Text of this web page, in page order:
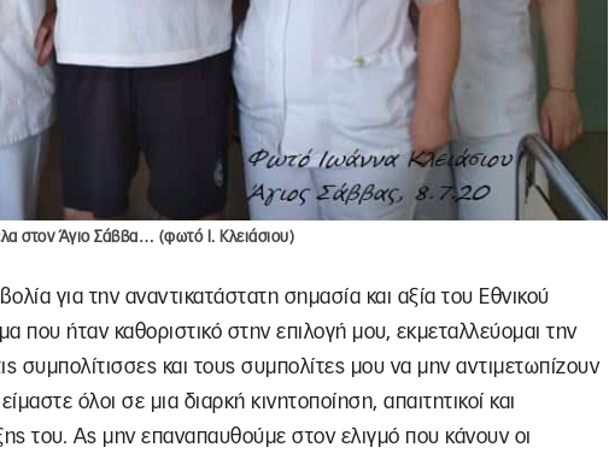
στον Άγιο Σάββα… (φωτό Ι. Κλειάσιου)
για την αναντικατάστατη σημασία και αξία του Εθνικού
που ήταν καθοριστικό στην επιλογή μου, εκμεταλλεύομαι την
συμπολίτισσες και τους συμπολίτες μου να μην αντιμετωπίζουν
όλοι σε μια διαρκή κινητοποίηση, απαιτητικοί και
του. Ας μην επαναπαυθούμε στον ελιγμό που κάνουν οι